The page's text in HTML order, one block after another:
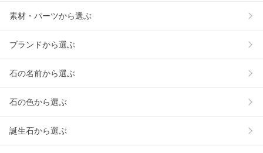
素材・パーツから選ぶ
ブランドから選ぶ
石の名前から選ぶ
石の色から選ぶ
誕生石から選ぶ